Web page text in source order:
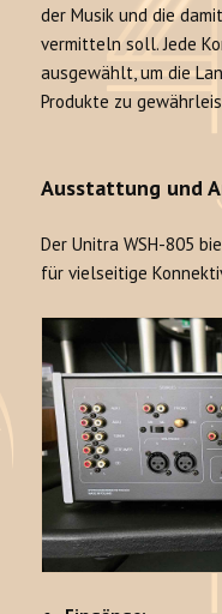
der Musik und die
vermitteln soll. Jede
ausgewählt, um die
Produkte zu
Ausstattung und
Der Unitra WSH-805
für vielseitige